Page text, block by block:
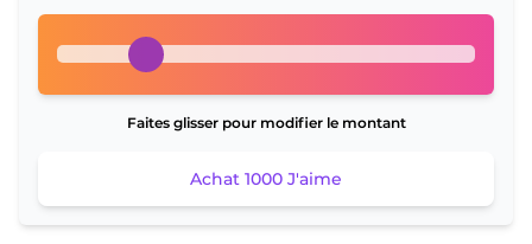
Faites glisser pour modifier le montant
Achat 1000 J'aime